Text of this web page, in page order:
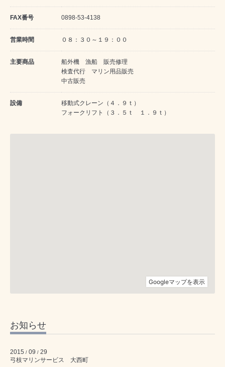
FAX番号 0898-53-4138
営業時間 ０８：３０～１９：００
主要商品
船外機 漁船 販売修理
検査代行 マリン用品販売
中古販売
設備
移動式クレーン（４．９ｔ）
フォークリフト（３．５ｔ １．９ｔ）
お知らせ
2015 / 09 / 29
弓枝マリンサービス 大西町